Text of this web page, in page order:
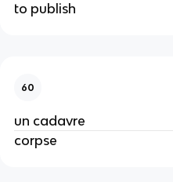
to publish
60
un cadavre
corpse